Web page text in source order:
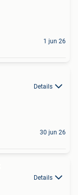
1 jun 26
Details
30 jun 26
Details